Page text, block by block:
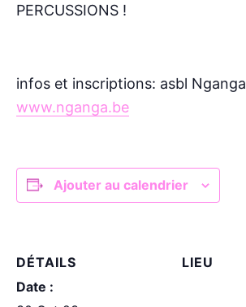
PERCUSSIONS !
infos et inscriptions: asbl Nganga
www.nganga.be
Ajouter au calendrier
DÉTAILS
Date :
LIEU